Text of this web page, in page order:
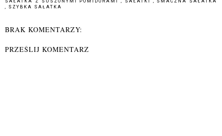
SAŁATKA Z SUSZONYMI POMIDORAMI , SAŁATKI , SMACZNA SAŁATKA
, SZYBKA SAŁATKA
BRAK KOMENTARZY:
PRZEŚLIJ KOMENTARZ